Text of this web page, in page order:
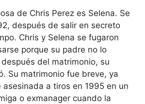
de Chris Perez es Selena. Se
después de salir en secreto
Chris y Selena se fugaron
porque su padre no lo
del matrimonio, su
Su matrimonio fue breve, ya
asesinada a tiros en 1995 en un
o exmanager cuando la